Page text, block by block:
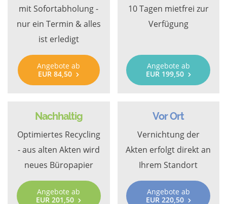
mit Sofortabholung -
nur ein Termin & alles
ist erledigt
Angebote ab
EUR 84,50
10 Tagen mietfrei zur
Verfügung
Angebote ab
EUR 199,50
Nachhaltig
Optimiertes Recycling
- aus alten Akten wird
neues Büropapier
Angebote ab
EUR 201,50
Vor Ort
Vernichtung der
Akten erfolgt direkt an
Ihrem Standort
Angebote ab
EUR 220,50